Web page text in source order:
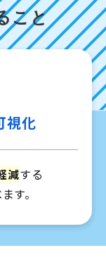
こと
視化
減する
す。